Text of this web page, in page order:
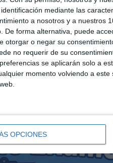
mediante las
a nosotros y a nuestros
De forma alternativa, puede
otorgar o negar su
no requerir de su
se aplicarán solo a
momento volviendo a
OPCIONES
,comunicación y publicidad,
lengua 3 ESO,géneros
educativo,medios de
,recursos ESO,reglas de